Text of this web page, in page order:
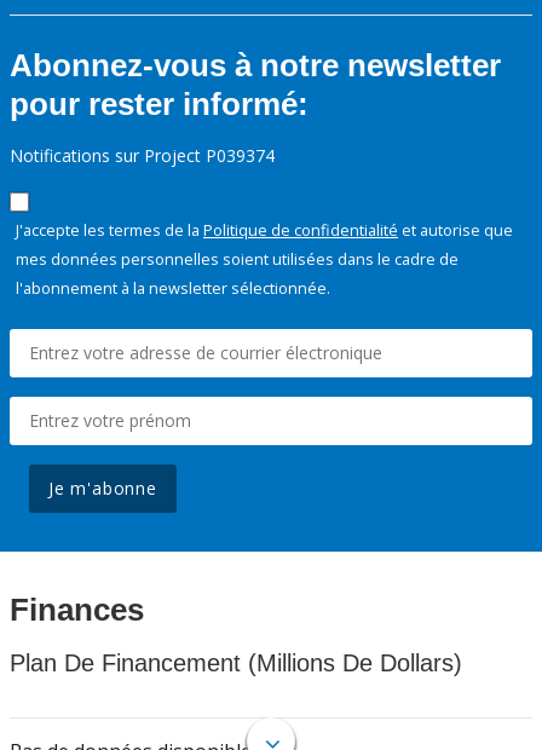
Abonnez-vous à notre newsletter
pour rester informé:
Notifications sur Project P039374
J'accepte les termes de la Politique de confidentialité et autorise que
mes données personnelles soient utilisées dans le cadre de
l'abonnement à la newsletter sélectionnée.
Je m'abonne
Finances
Plan De Financement (Millions De Dollars)